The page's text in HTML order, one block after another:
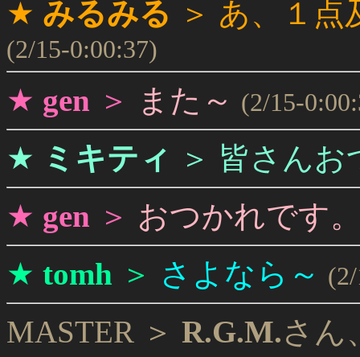
★ みるみる ＞ あ、１点
(2/15-0:00:37)
★ gen ＞ また～ (2/15-
★ ミキティ ＞ 皆さんお
★ gen ＞ おつかれです
★ tomh ＞ さよなら～
MASTER ＞ R.G.M.さん